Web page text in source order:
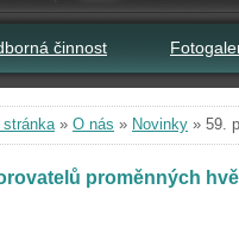
činnost
stránka» O nás » Novinky » 59.
proměnných